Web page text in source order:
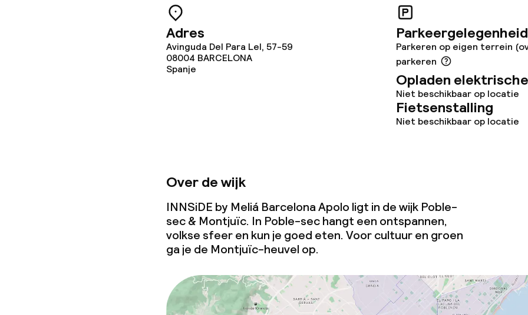
Zakelijke faciliteiten
Conferentieruimte
Borg bij aankomst
Overal rookvrij
Adres
Avinguda Del Para Lel, 57-59
08004 BARCELONA
Spanje
Parkeergelegenheid
Parkeren op eigen terrein
parkeren
Opladen
Niet beschikbaar op locatie
Fietsenstalling
Niet beschikbaar op locatie
Over de wijk
INNSiDE by Meliá Barcelona Apolo ligt in de wijk Poble-
sec & Montjuïc. In Poble-sec hangt een ontspannen,
volkse sfeer en kun je goed eten. Voor cultuur en groen
ga je de Montjuïc-heuvel op.